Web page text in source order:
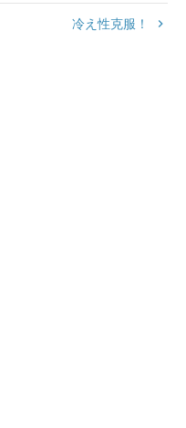
冷え性克服！ keyboard_arrow_right